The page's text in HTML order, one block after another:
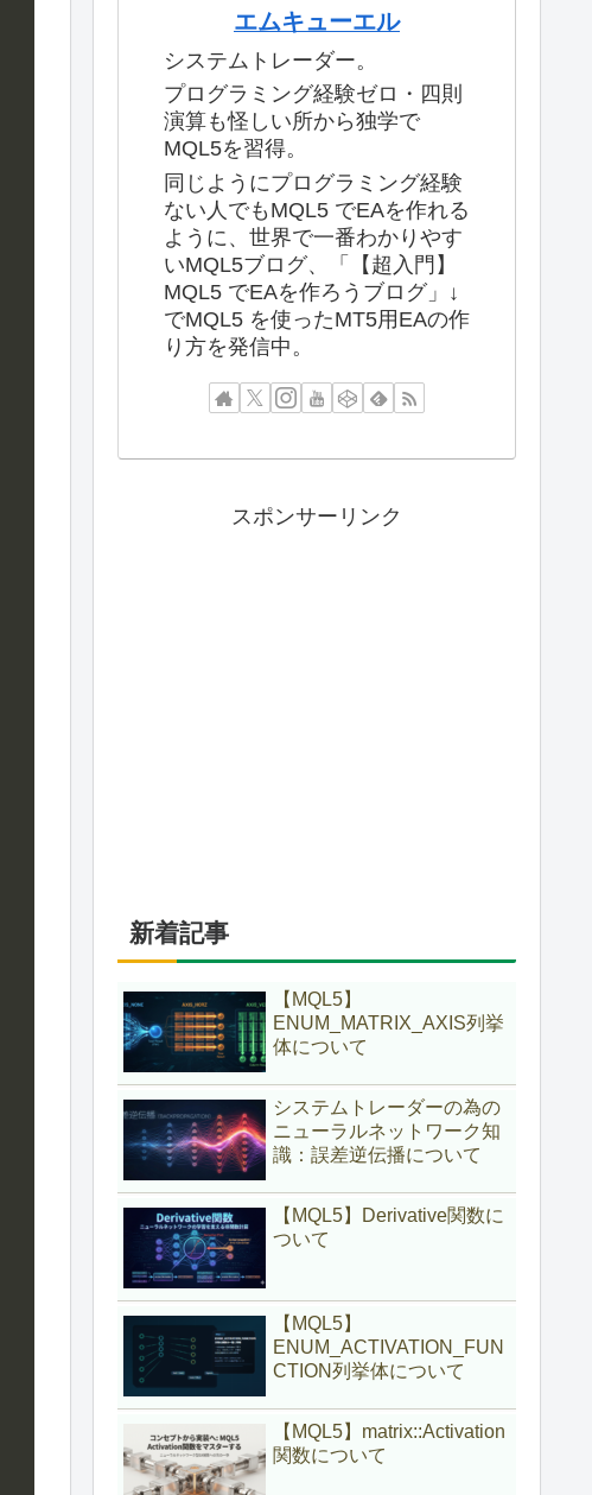
エムキューエル
システムトレーダー。
プログラミング経験ゼロ・四則
演算も怪しい所から独学で
MQL5を習得。
同じようにプログラミング経験
ない人でもMQL5 でEAを作れる
ように、世界で一番わかりやす
いMQL5ブログ、「【超入門】
MQL5 でEAを作ろうブログ」↓
でMQL5 を使ったMT5用EAの作
り方を発信中。
スポンサーリンク
新着記事
【MQL5】
ENUM_MATRIX_AXIS列挙
体について
システムトレーダーの為の
ニューラルネットワーク知
識：誤差逆伝播について
【MQL5】Derivative関数に
ついて
【MQL5】
ENUM_ACTIVATION_FUN
CTION列挙体について
【MQL5】matrix::Activation
関数について